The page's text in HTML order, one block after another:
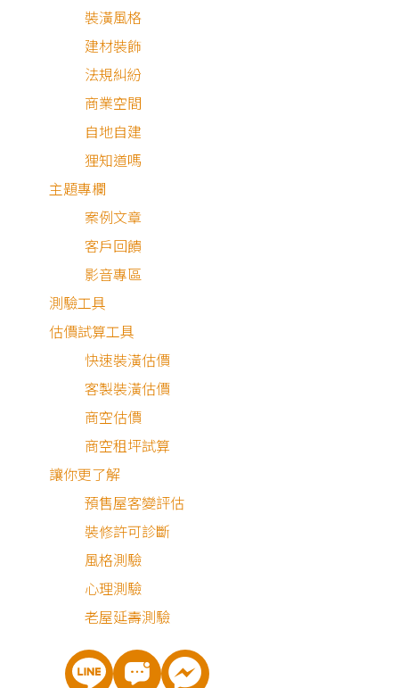
裝潢風格
建材裝飾
法規糾紛
商業空間
自地自建
狸知道嗎
主題專欄
案例文章
客戶回饋
影音專區
測驗工具
估價試算工具
快速裝潢估價
客製裝潢估價
商空估價
商空租坪試算
讓你更了解
預售屋客變評估
裝修許可診斷
風格測驗
心理測驗
老屋延壽測驗
光之療癒｜無印北歐翻新宅